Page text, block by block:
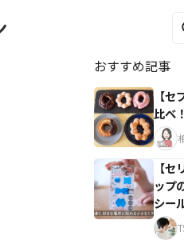
おすすめ記事
【セ
比べ
【
ップ
シー